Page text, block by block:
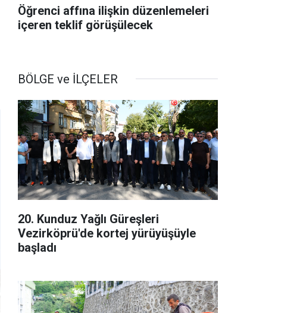
Öğrenci affına ilişkin düzenlemeleri
içeren teklif görüşülecek
BÖLGE ve İLÇELER
20. Kunduz Yağlı Güreşleri
Vezirköprü'de kortej yürüyüşüyle
başladı